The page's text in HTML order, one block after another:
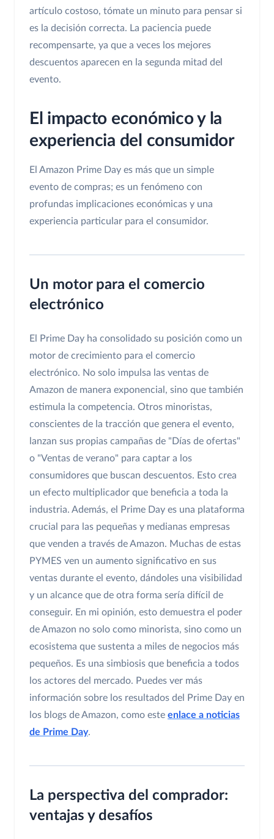
artículo costoso, tómate un minuto para pensar si
es la decisión correcta. La paciencia puede
recompensarte, ya que a veces los mejores
descuentos aparecen en la segunda mitad del
evento.
El impacto económico y la
experiencia del consumidor
El Amazon Prime Day es más que un simple
evento de compras; es un fenómeno con
profundas implicaciones económicas y una
experiencia particular para el consumidor.
Un motor para el comercio
electrónico
El Prime Day ha consolidado su posición como un
motor de crecimiento para el comercio
electrónico. No solo impulsa las ventas de
Amazon de manera exponencial, sino que también
estimula la competencia. Otros minoristas,
conscientes de la tracción que genera el evento,
lanzan sus propias campañas de "Días de ofertas"
o "Ventas de verano" para captar a los
consumidores que buscan descuentos. Esto crea
un efecto multiplicador que beneficia a toda la
industria. Además, el Prime Day es una plataforma
crucial para las pequeñas y medianas empresas
que venden a través de Amazon. Muchas de estas
PYMES ven un aumento significativo en sus
ventas durante el evento, dándoles una visibilidad
y un alcance que de otra forma sería difícil de
conseguir. En mi opinión, esto demuestra el poder
de Amazon no solo como minorista, sino como un
ecosistema que sustenta a miles de negocios más
pequeños. Es una simbiosis que beneficia a todos
los actores del mercado. Puedes ver más
información sobre los resultados del Prime Day en
los blogs de Amazon, como este enlace a noticias
de Prime Day.
La perspectiva del comprador:
ventajas y desafíos